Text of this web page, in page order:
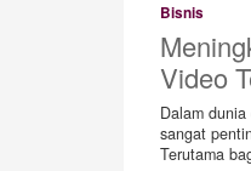
Bisnis
Video
Dalam
sangat
Terutama